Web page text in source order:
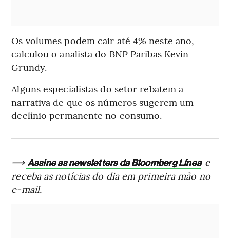
Os volumes podem cair até 4% neste ano,
calculou o analista do BNP Paribas Kevin
Grundy.
Alguns especialistas do setor rebatem a
narrativa de que os números sugerem um
declínio permanente no consumo.
⟶ Assine as newsletters da Bloomberg Línea e
receba as notícias do dia em primeira mão no
e-mail.